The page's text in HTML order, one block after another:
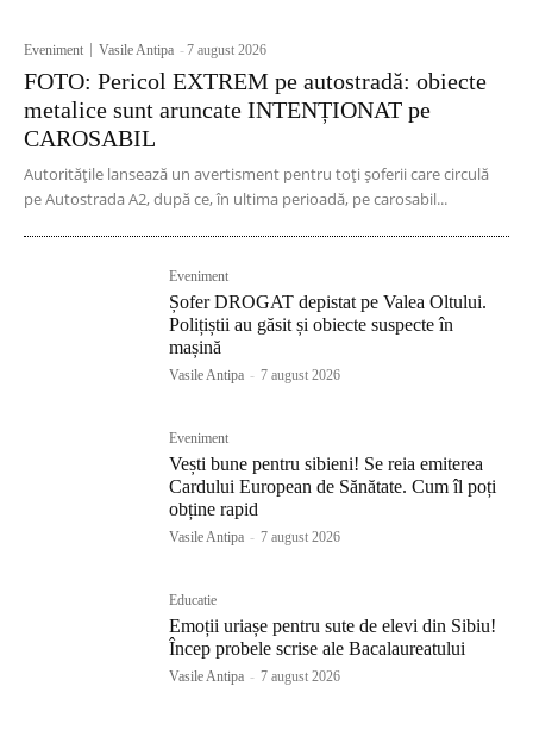
Eveniment Vasile Antipa -7 august 2026
FOTO: Pericol EXTREM pe autostradă: obiecte
metalice sunt aruncate INTENȚIONAT pe
CAROSABIL
Autoritățile lansează un avertisment pentru toți șoferii care circulă
pe Autostrada A2, după ce, în ultima perioadă, pe carosabil...
Eveniment
Șofer DROGAT depistat pe Valea Oltului.
Polițiștii au găsit și obiecte suspecte în
mașină
Vasile Antipa - 7 august 2026
Eveniment
Vești bune pentru sibieni! Se reia emiterea
Cardului European de Sănătate. Cum îl poți
obține rapid
Vasile Antipa - 7 august 2026
Educatie
Emoții uriașe pentru sute de elevi din Sibiu!
Încep probele scrise ale Bacalaureatului
Vasile Antipa - 7 august 2026